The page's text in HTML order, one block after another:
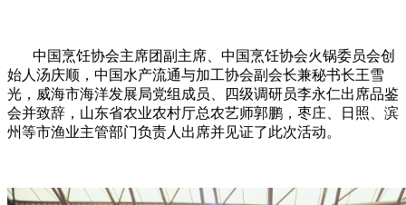
中国烹饪协会主席团副主席、中国烹饪协会火锅委员会创
始人汤庆顺，中国水产流通与加工协会副会长兼秘书长王雪
光，威海市海洋发展局党组成员、四级调研员李永仁出席品鉴
会并致辞，山东省农业农村厅总农艺师郭鹏，枣庄、日照、滨
州等市渔业主管部门负责人出席并见证了此次活动。